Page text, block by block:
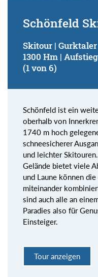
Schönfeld
Skitour |
1300 Hm |
(1 von 6)
Schönfeld ist ein
oberhalb von
1740 m hoch
schneesicherer
und leichter
Gelände bietet viele
und Laune können
miteinander
sind auch alle an
Paradies also für
Einsteiger.
Tour anzeigen